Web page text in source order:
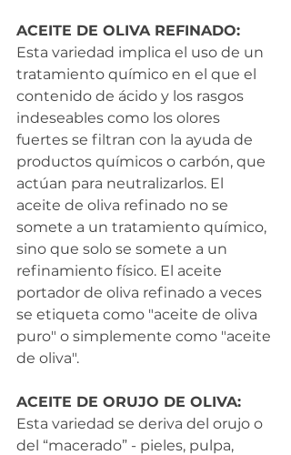
ACEITE DE OLIVA REFINADO:
Esta variedad implica el uso de un
tratamiento químico en el que el
contenido de ácido y los rasgos
indeseables como los olores
fuertes se filtran con la ayuda de
productos químicos o carbón, que
actúan para neutralizarlos. El
aceite de oliva refinado no se
somete a un tratamiento químico,
sino que solo se somete a un
refinamiento físico. El aceite
portador de oliva refinado a veces
se etiqueta como "aceite de oliva
puro" o simplemente como "aceite
de oliva".
ACEITE DE ORUJO DE OLIVA:
Esta variedad se deriva del orujo o
del “macerado” - pieles, pulpa,